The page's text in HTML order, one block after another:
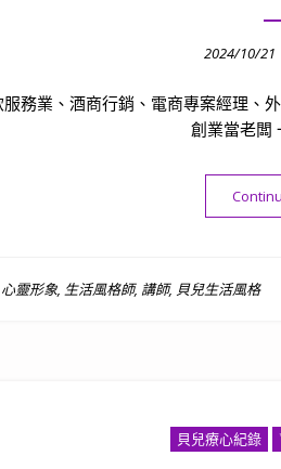
Posted
2024/10/21
務業、酒商行銷、電商專案經理、
創業當老闆
心靈形象, 生活風格師, 講師, 貝兒生活風格
貝兒療心紀錄